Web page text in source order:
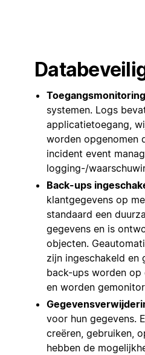
systemen. Logs
applicatietoegang,
worden opgenomen
incident event
logging-/
Back-ups
klantgegevens op
standaard een
gegevens en is
objecten.
zijn ingeschakeld en
back-ups worden
en worden
voor hun gegevens.
creëren, gebruiken,
hebben de